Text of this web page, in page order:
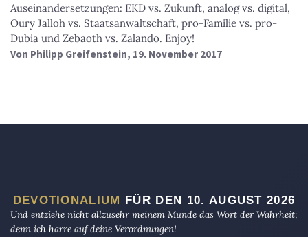
Auseinandersetzungen: EKD vs. Zukunft, analog vs. digital,
Oury Jalloh vs. Staatsanwaltschaft, pro-Familie vs. pro-
Dubia und Zebaoth vs. Zalando. Enjoy!
Von Philipp Greifenstein, 19. November 2017
DEVOTIONALIUM FÜR DEN 10. AUGUST 2026
Und entziehe nicht allzusehr meinem Munde das Wort der Wahrheit;
denn ich harre auf deine Verordnungen!